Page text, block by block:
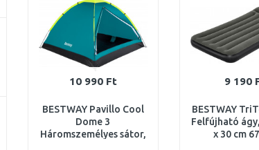
10 990 Ft
BESTWAY Pavillo Cool
Dome 3
Háromszemélyes sátor,
9 190
BESTWAY
Felfújható
x 30 cm